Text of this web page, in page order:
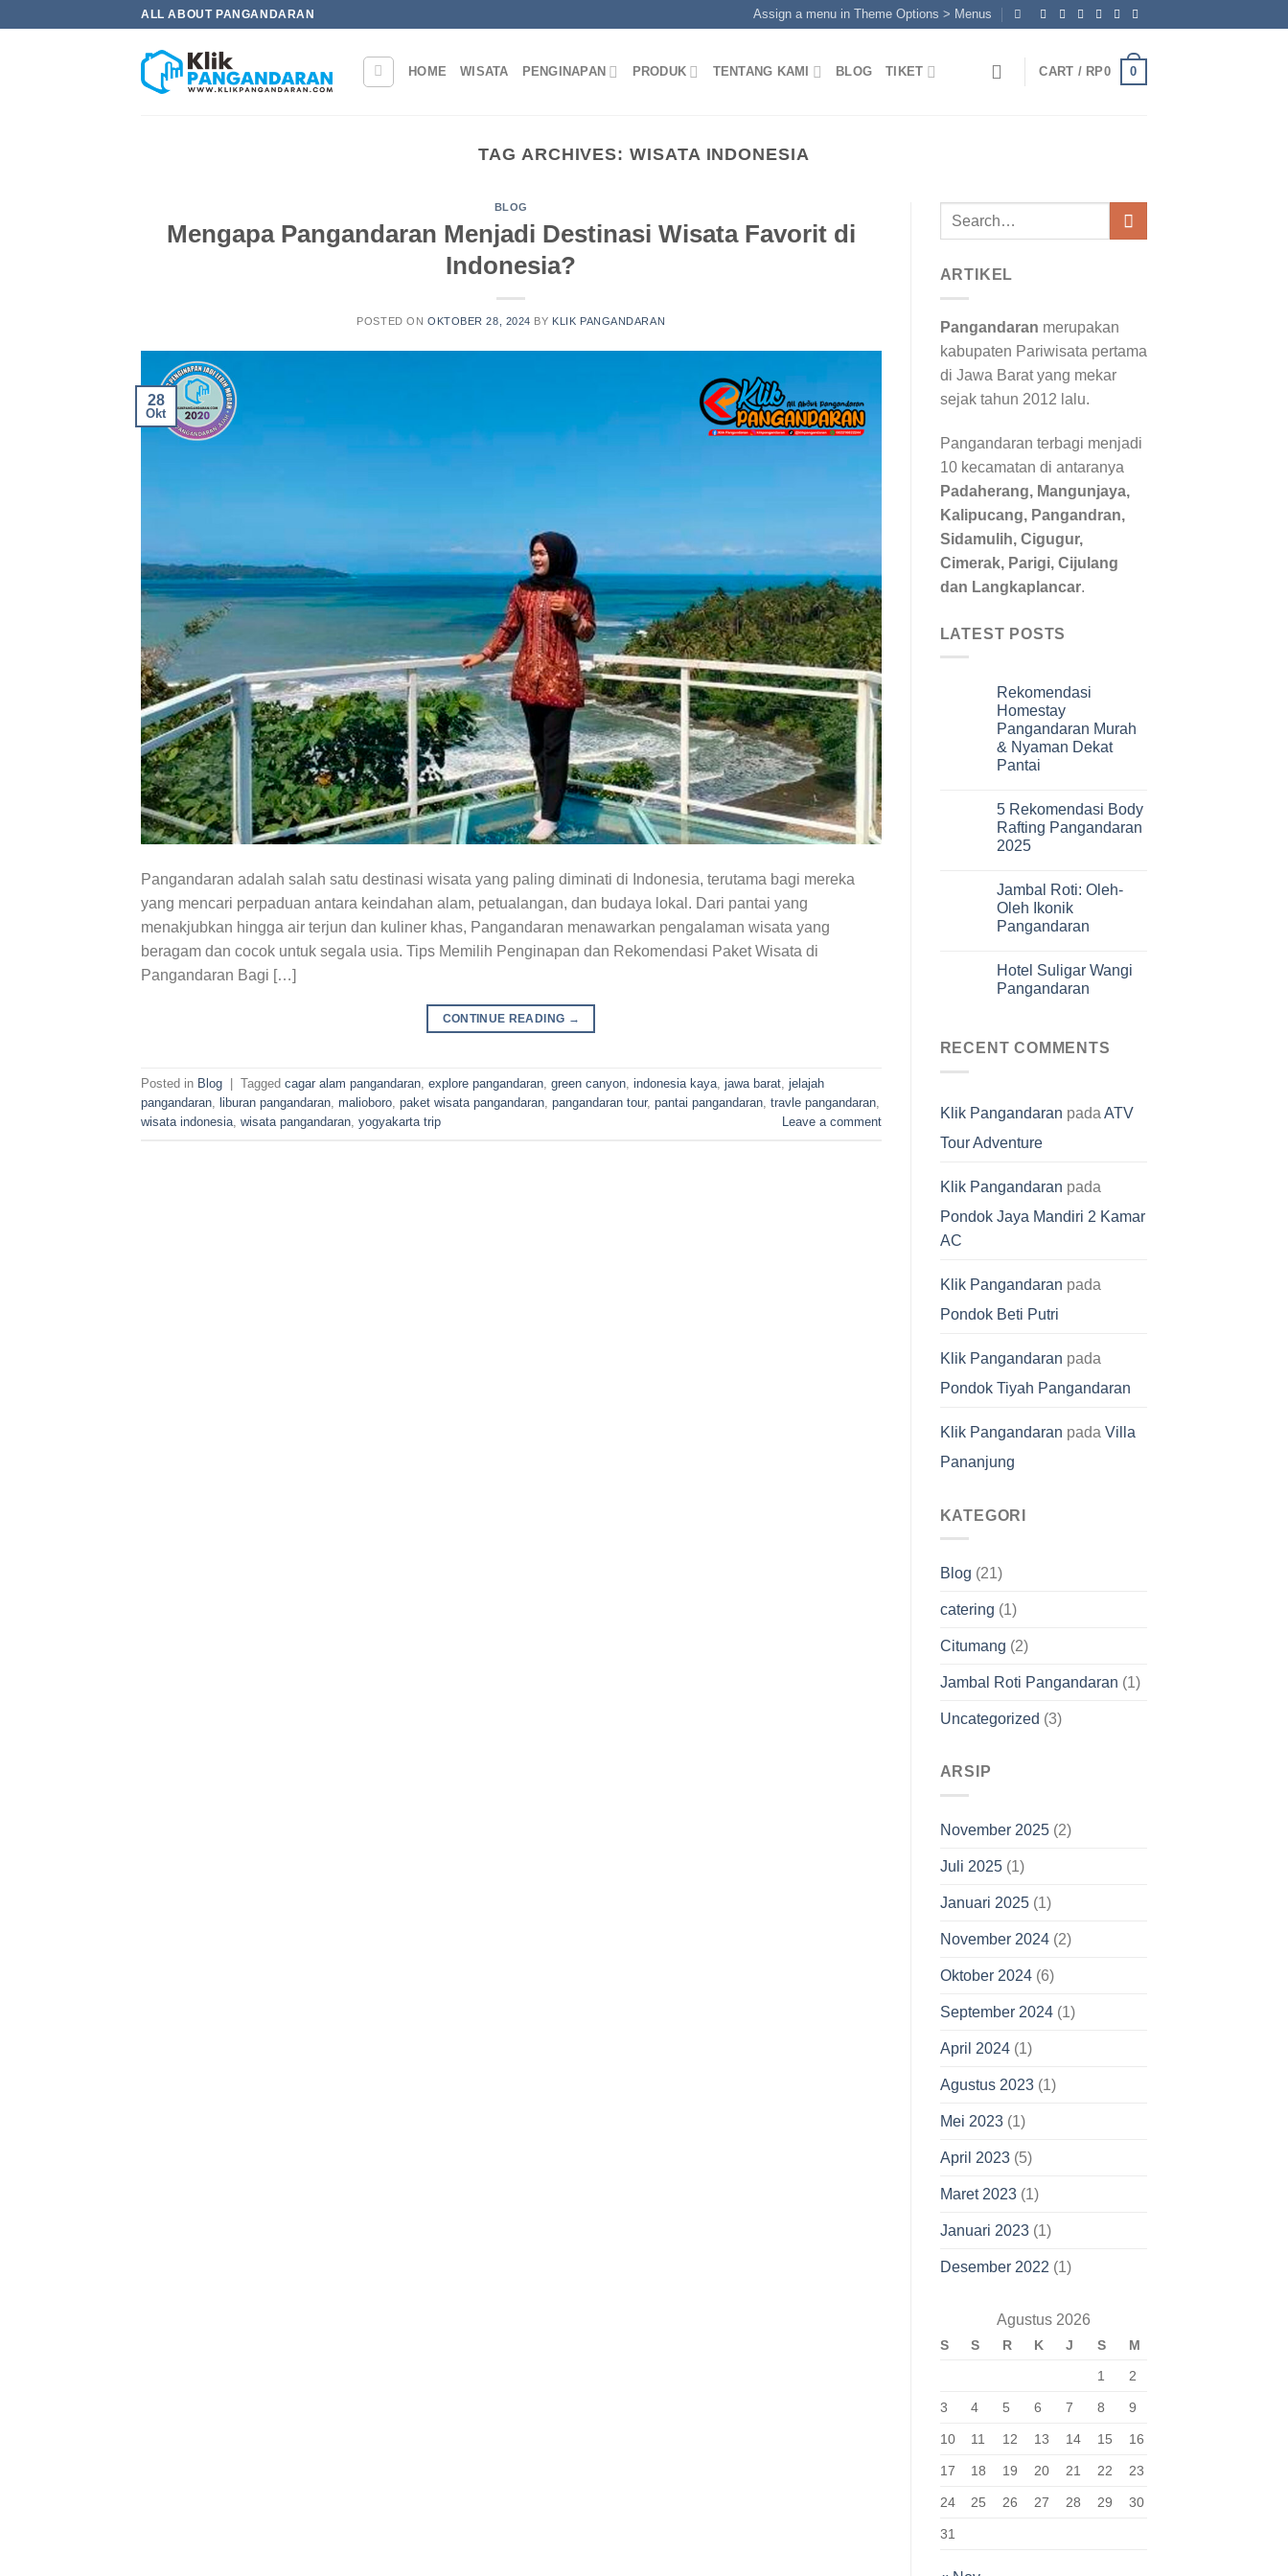
ALL ABOUT PANGANDARAN Assign a menu in Theme Options > Menus
HOME WISATA PENGINAPAN PRODUK TENTANG KAMI BLOG TIKET CART / RP0 0
TAG ARCHIVES:WISATA INDONESIA
BLOG
Mengapa Pangandaran Menjadi Destinasi Wisata Favorit di
Indonesia?
POSTED ON OKTOBER 28, 2024 BY KLIK PANGANDARAN
28
Okt
Pangandaran adalah salah satu destinasi wisata yang paling diminati di Indonesia, terutama bagi mereka
yang mencari perpaduan antara keindahan alam, petualangan, dan budaya lokal. Dari pantai yang
menakjubkan hingga air terjun dan kuliner khas, Pangandaran menawarkan pengalaman wisata yang
beragam dan cocok untuk segala usia. Tips Memilih Penginapan dan Rekomendasi Paket Wisata di
Pangandaran Bagi […]
CONTINUE READING →
Posted in Blog Tagged cagar alam pangandaran, explore pangandaran, green canyon, indonesia kaya, jawa barat, jelajah
pangandaran, liburan pangandaran, malioboro, paket wisata pangandaran, pangandaran tour, pantai pangandaran, travle pangandaran,
wisata indonesia, wisata pangandaran, yogyakarta trip Leave a comment
Search
ARTIKEL
Pangandaran merupakan
kabupaten Pariwisata pertama
di Jawa Barat yang mekar
sejak tahun 2012 lalu.
Pangandaran terbagi menjadi
10 kecamatan di antaranya
Padaherang, Mangunjaya,
Kalipucang, Pangandran,
Sidamulih, Cigugur,
Cimerak, Parigi, Cijulang
dan Langkaplancar.
LATEST POSTS
Rekomendasi
Homestay
Pangandaran Murah
& Nyaman Dekat
Pantai
5 Rekomendasi Body
Rafting Pangandaran
2025
Jambal Roti: Oleh-
Oleh Ikonik
Pangandaran
Hotel Suligar Wangi
Pangandaran
RECENT COMMENTS
Klik Pangandaran pada ATV
Tour Adventure
Klik Pangandaran pada
Pondok Jaya Mandiri 2 Kamar
AC
Klik Pangandaran pada
Pondok Beti Putri
Klik Pangandaran pada
Pondok Tiyah Pangandaran
Klik Pangandaran pada Villa
Pananjung
KATEGORI
Blog (21)
catering (1)
Citumang (2)
Jambal Roti Pangandaran (1)
Uncategorized (3)
ARSIP
November 2025(2)
Juli 2025(1)
Januari 2025(1)
November 2024(2)
Oktober 2024(6)
September 2024(1)
April 2024(1)
Agustus 2023(1)
Mei 2023(1)
April 2023(5)
Maret 2023(1)
Januari 2023(1)
Desember 2022 (1)
Agustus 2026
S S R K J S
M
1
2
3 4 5 6 7 8 9
10 11 12 13 14 15 16
17 18 19 20 21 22 23
24 25 26 27 28 29 30
31